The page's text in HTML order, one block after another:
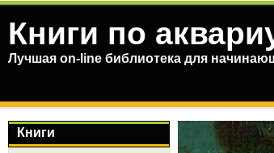
Книги по
Лучшая on-line библиотека для
Книги